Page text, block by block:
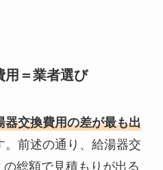
用＝業者選び
器交換費用の差が最も出
。前述の通り、給湯器交
総額で見積もりが出る